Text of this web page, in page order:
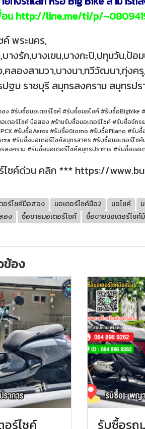
อน http://line.me/ti/p/
ค์ พระนคร,
างรัก,บางเขน,บางกะปิ,ปทุมวัน,ป้
คลองสามวา,บางนา,ทวีวัฒนา,ทุ่งค
ฐม ราชบุรี สมุทรสงคราม สมุทรปร
ง #รับซื้อมอเตอร์ไซค์ #รับซื้อมอไซค์ #รับซื้อBigbike
เตอร์ไซค์ มือสอง #ร้านรับซื้อมอเตอร์ไซค์ #รับซื้อจัก
#รับซื้อAerox #รับซื้อGiorno #รับซื้อFilano #รั
#รับซื้อมอเตอร์ไซค์สมุทรสาคร #รับซื้อมอเตอร์ไซ
งคราม #รับซื้อมอเตอร์ไซค์สมุทรปราการ #รับซื้อมอเ
ไซค์ด่วน คลิก *** https://
อร์ไซค์มือสอง มอเตอร์ไซค์มือ2 มอไซค์
อง
ซื้อขายมอเตอร์ไซค์ ซื้อขายมอเตอร์ไซ
ข้อง
ร์ไซค์
รับซื้อรถ